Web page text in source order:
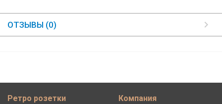
ОТЗЫВЫ (0)
Ретро розетки Компания